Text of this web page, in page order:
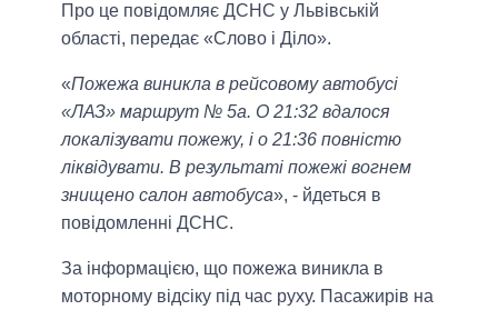
Про це повідомляє ДСНС у Львівській
області, передає «Слово і Діло».
«Пожежа виникла в рейсовому автобусі
«ЛАЗ» маршрут № 5а. О 21:32 вдалося
локалізувати пожежу, і о 21:36 повністю
ліквідувати. В результаті пожежі вогнем
знищено салон автобуса», - йдеться в
повідомленні ДСНС.
За інформацією, що пожежа виникла в
моторному відсіку під час руху. Пасажирів на